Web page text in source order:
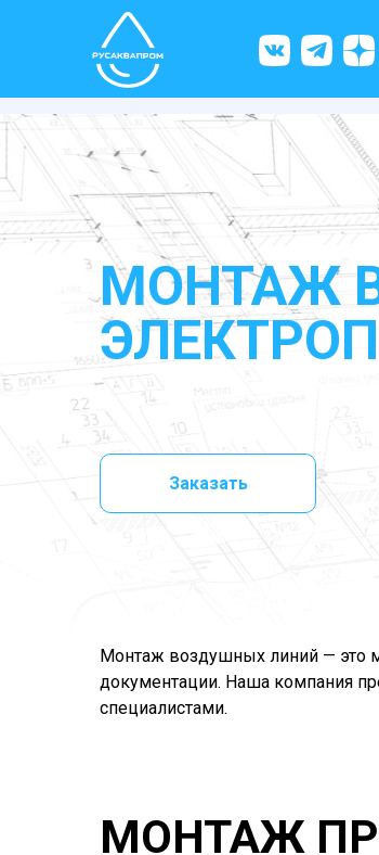
МОНТАЖ
Заказать
Монтаж воздушных линий — это
документации. Наша компания
специалистами.
МОНТАЖ